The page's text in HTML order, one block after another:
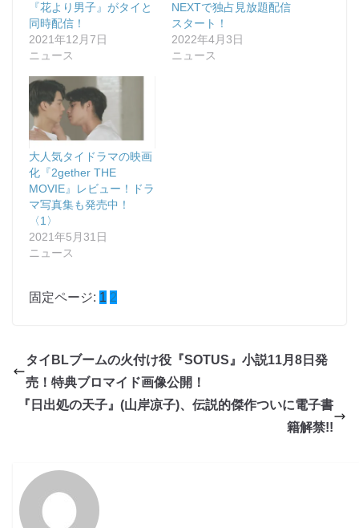
『花より男子』がタイと
同時配信！
2021年12月7日
ニュース
NEXTで独占見放題配信
スタート！
2022年4月3日
ニュース
大人気タイドラマの映画
化『2gether THE
MOVIE』レビュー！ドラ
マ写真集も発売中！
〈1〉
2021年5月31日
ニュース
固定ページ: 1 2
タイBLブームの火付け役『SOTUS』小説11月8日発
売！特典ブロマイド画像公開！
『日出処の天子』(山岸凉子)、伝説的傑作ついに電子書
籍解禁!!